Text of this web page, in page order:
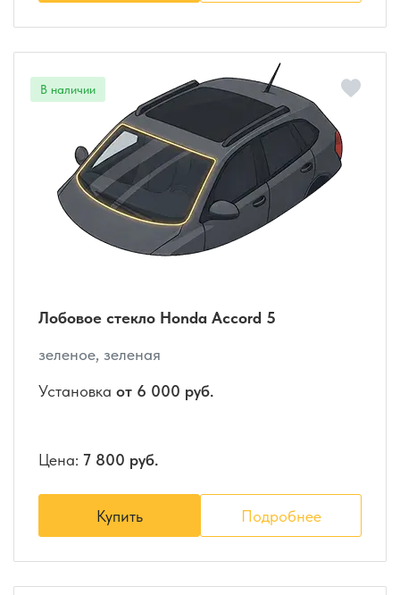
Лобовое стекло Honda Accord 5
зеленое, зеленая
Установка от 6 000 руб.
Цена: 7 800 руб.
Купить Подробнее